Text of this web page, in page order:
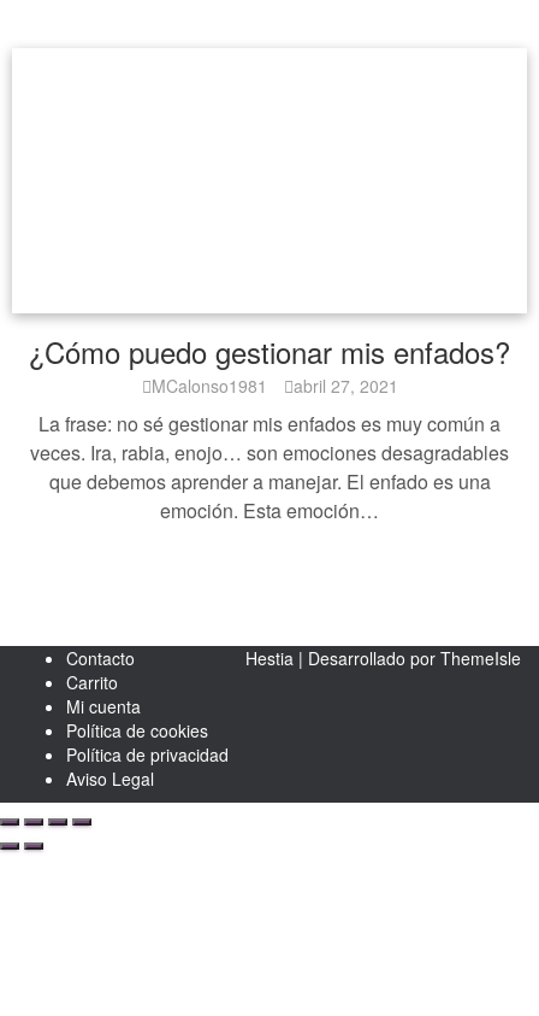
¿Cómo puedo gestionar mis enfados?
MCalonso1981 abril 27, 2021
La frase: no sé gestionar mis enfados es muy común a
veces. Ira, rabia, enojo… son emociones desagradables
que debemos aprender a manejar. El enfado es una
emoción. Esta emoción…
Contacto
Carrito
Mi cuenta
Política de cookies
Política de privacidad
Aviso Legal
Hestia | Desarrollado por ThemeIsle